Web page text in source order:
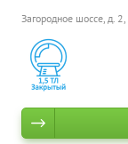
Загородное шоссе, д. 2,